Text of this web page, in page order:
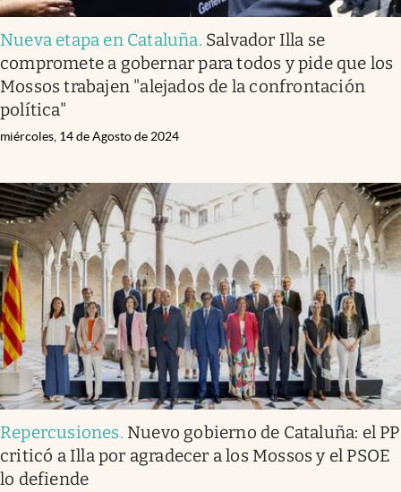
Nueva etapa en Cataluña. Salvador Illa se
compromete a gobernar para todos y pide que los
Mossos trabajen "alejados de la confrontación
política"
miércoles, 14 de Agosto de 2024
Repercusiones. Nuevo gobierno de Cataluña: el PP
criticó a Illa por agradecer a los Mossos y el PSOE
lo defiende